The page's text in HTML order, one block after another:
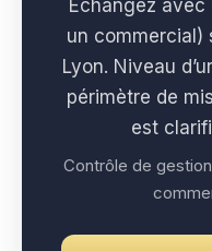
Échangez
un commercial)
Lyon. Niveau
périmètre de
est
Contrôle de